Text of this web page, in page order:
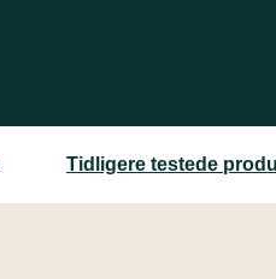
Tidligere testede